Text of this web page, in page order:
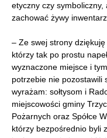
etyczny czy
zachować żywy
– Ze swej strony
którzy tak po prostu
wyznaczone miejsce i
potrzebie nie pozostawili
wyrażam: sołtysom i
miejscowości gminy
Pożarnych oraz Spółce
którzy bezpośrednio byli